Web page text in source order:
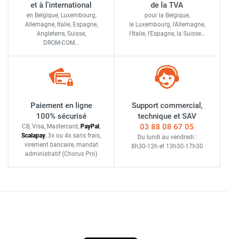
et à l'international
en Belgique, Luxembourg,
Allemagne, Italie, Espagne,
Angleterre, Suisse,
DROM-COM…
de la TVA
pour la Belgique,
le Luxembourg, l'Allemagne,
l'Italie, l'Espagne, la Suisse…
Paiement en ligne
100% sécurisé
CB, Visa, Mastercard, PayPal ,
Scalapay, 3x ou 4x sans frais,
virement bancaire, mandat
administratif (Chorus Pro)
Support commercial,
technique et SAV
03 88 08 67 05
Du lundi au vendredi :
8h30-12h et 13h30-17h30